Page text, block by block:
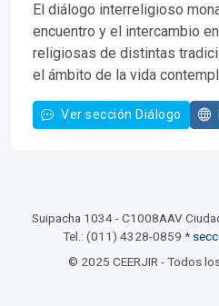
El diálogo interreligioso
encuentro y el intercambio
religiosas de distintas
el ámbito de la vida
Ver sección Diálogo
Suipacha 1034 - C1008AAV
Tel.: (011) 4328-0859 *
© 2025 CEERJIR - Todos